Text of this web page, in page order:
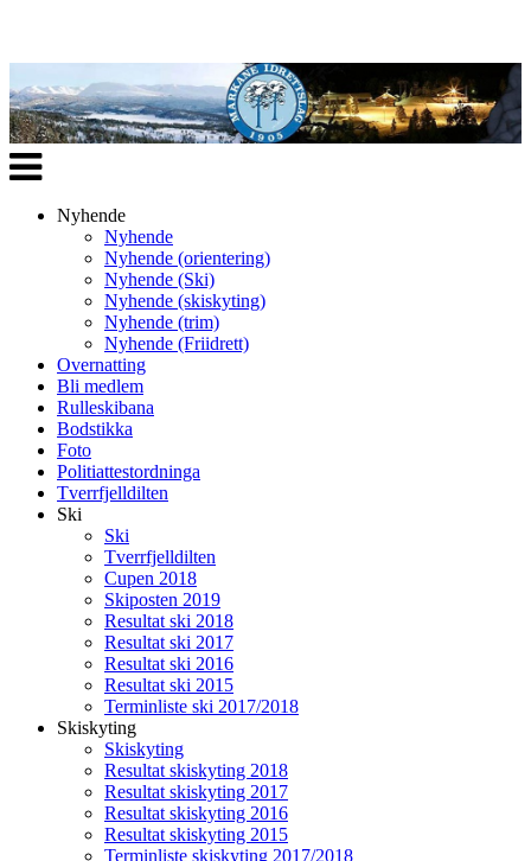
Veksle
navigasjon
Nyhende
Nyhende
Nyhende (orientering)
Nyhende (Ski)
Nyhende (skiskyting)
Nyhende (trim)
Nyhende (Friidrett)
Overnatting
Bli medlem
Rulleskibana
Bodstikka
Foto
Politiattestordninga
Tverrfjelldilten
Ski
Ski
Tverrfjelldilten
Cupen 2018
Skiposten 2019
Resultat ski 2018
Resultat ski 2017
Resultat ski 2016
Resultat ski 2015
Terminliste ski 2017/2018
Skiskyting
Skiskyting
Resultat skiskyting 2018
Resultat skiskyting 2017
Resultat skiskyting 2016
Resultat skiskyting 2015
Terminliste skiskyting 2017/2018